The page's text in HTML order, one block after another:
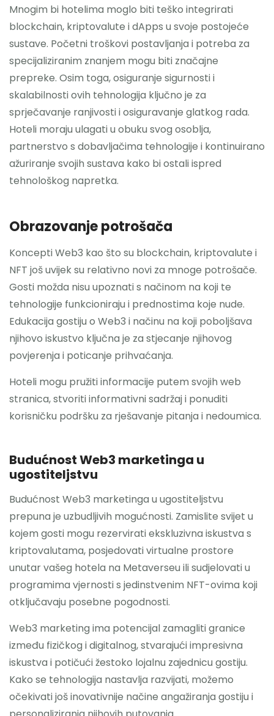
Mnogim bi hotelima moglo biti teško integrirati
blockchain, kriptovalute i dApps u svoje postojeće
sustave. Početni troškovi postavljanja i potreba za
specijaliziranim znanjem mogu biti značajne
prepreke. Osim toga, osiguranje sigurnosti i
skalabilnosti ovih tehnologija ključno je za
sprječavanje ranjivosti i osiguravanje glatkog rada.
Hoteli moraju ulagati u obuku svog osoblja,
partnerstvo s dobavljačima tehnologije i kontinuirano
ažuriranje svojih sustava kako bi ostali ispred
tehnološkog napretka.
Obrazovanje potrošača
Koncepti Web3 kao što su blockchain, kriptovalute i
NFT još uvijek su relativno novi za mnoge potrošače.
Gosti možda nisu upoznati s načinom na koji te
tehnologije funkcioniraju i prednostima koje nude.
Edukacija gostiju o Web3 i načinu na koji poboljšava
njihovo iskustvo ključna je za stjecanje njihovog
povjerenja i poticanje prihvaćanja.
Hoteli mogu pružiti informacije putem svojih web
stranica, stvoriti informativni sadržaj i ponuditi
korisničku podršku za rješavanje pitanja i nedoumica.
Budućnost Web3 marketinga u
ugostiteljstvu
Budućnost Web3 marketinga u ugostiteljstvu
prepuna je uzbudljivih mogućnosti. Zamislite svijet u
kojem gosti mogu rezervirati ekskluzivna iskustva s
kriptovalutama, posjedovati virtualne prostore
unutar vašeg hotela na Metaverseu ili sudjelovati u
programima vjernosti s jedinstvenim NFT-ovima koji
otključavaju posebne pogodnosti.
Web3 marketing ima potencijal zamagliti granice
između fizičkog i digitalnog, stvarajući impresivna
iskustva i potičući žestoko lojalnu zajednicu gostiju.
Kako se tehnologija nastavlja razvijati, možemo
očekivati ​​još inovativnije načine angažiranja gostiju i